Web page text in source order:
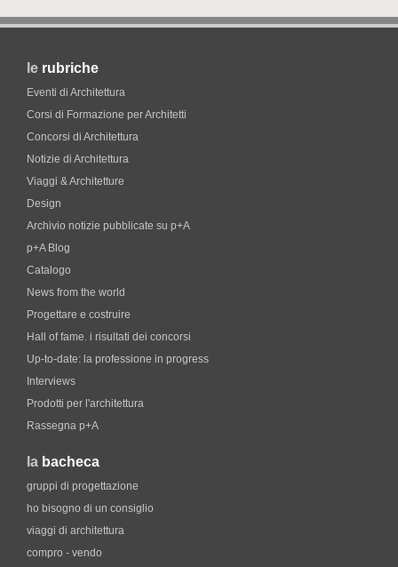
le rubriche
Eventi di Architettura
Corsi di Formazione per Architetti
Concorsi di Architettura
Notizie di Architettura
Viaggi & Architetture
Design
Archivio notizie pubblicate su p+A
p+A Blog
Catalogo
News from the world
Progettare e costruire
Hall of fame. i risultati dei concorsi
Up-to-date: la professione in progress
Interviews
Prodotti per l'architettura
Rassegna p+A
la bacheca
gruppi di progettazione
ho bisogno di un consiglio
viaggi di architettura
compro - vendo